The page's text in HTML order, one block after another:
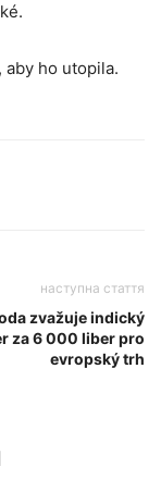
aby ho utopila.
наступна стаття
zvažuje indický
za 6 000 liber pro
evropský trh